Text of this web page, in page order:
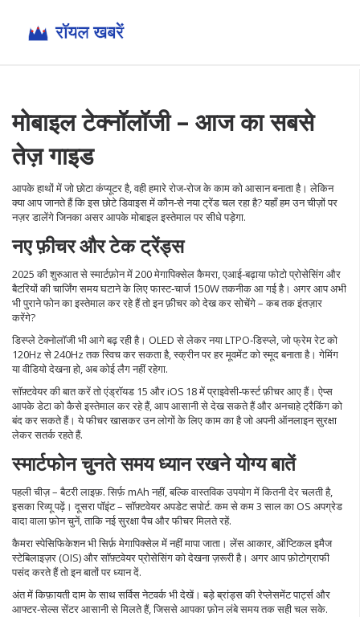
मोबाइल टेक्नॉलॉजी – आज का सबसे
तेज़ गाइड
आपके हाथों में जो छोटा कंप्यूटर है, वही हमारे रोज‑रोज के काम को आसान बनाता है। लेकिन
क्या आप जानते हैं कि इस छोटे डिवाइस में कौन‑से नया ट्रेंड चल रहा है? यहाँ हम उन चीज़ों पर
नज़र डालेंगे जिनका असर आपके मोबाइल इस्तेमाल पर सीधे पड़ेगा.
नए फ़ीचर और टेक ट्रेंड्स
2025 की शुरुआत से स्मार्टफ़ोन में 200 मेगापिक्सेल कैमरा, एआई‑बढ़ाया फोटो प्रोसेसिंग और
बैटरियों की चार्जिंग समय घटाने के लिए फास्ट‑चार्ज 150W तकनीक आ गई है। अगर आप अभी
भी पुराने फोन का इस्तेमाल कर रहे हैं तो इन फ़ीचर को देख कर सोचेंगे – कब तक इंतज़ार
करेंगे?
डिस्प्ले टेक्नोलॉजी भी आगे बढ़ रही है। OLED से लेकर नया LTPO‑डिस्प्ले, जो फ्रेम रेट को
120Hz से 240Hz तक स्विच कर सकता है, स्क्रीन पर हर मूवमेंट को स्मूद बनाता है। गेमिंग
या वीडियो देखना हो, अब कोई लैग नहीं रहेगा.
सॉफ़्टवेयर की बात करें तो एंड्रॉयड 15 और iOS 18 में प्राइवेसी‑फर्स्ट फ़ीचर आए हैं। ऐप्स
आपके डेटा को कैसे इस्तेमाल कर रहे हैं, आप आसानी से देख सकते हैं और अनचाहे ट्रैकिंग को
बंद कर सकते हैं। ये फीचर खासकर उन लोगों के लिए काम का है जो अपनी ऑनलाइन सुरक्षा
लेकर सतर्क रहते हैं.
स्मार्टफोन चुनते समय ध्यान रखने योग्य बातें
पहली चीज़ – बैटरी लाइफ़. सिर्फ़ mAh नहीं, बल्कि वास्तविक उपयोग में कितनी देर चलती है,
इसका रिव्यू पढ़ें। दूसरा पॉइंट – सॉफ़्टवेयर अपडेट सपोर्ट. कम से कम 3 साल का OS अपग्रेड
वादा वाला फ़ोन चुनें, ताकि नई सुरक्षा पैच और फीचर मिलते रहें.
कैमरा स्पेसिफिकेशन भी सिर्फ़ मेगापिक्सेल में नहीं मापा जाता। लेंस आकार, ऑप्टिकल इमैज
स्टेबिलाइज़र (OIS) और सॉफ़्टवेयर प्रोसेसिंग को देखना ज़रूरी है। अगर आप फ़ोटोग्राफी
पसंद करते हैं तो इन बातों पर ध्यान दें.
अंत में किफ़ायती दाम के साथ सर्विस नेटवर्क भी देखें। बड़े ब्रांड्स की रेप्लेसमेंट पार्ट्स और
आफ्टर‑सेल्स सेंटर आसानी से मिलते हैं, जिससे आपका फ़ोन लंबे समय तक सही चल सके.